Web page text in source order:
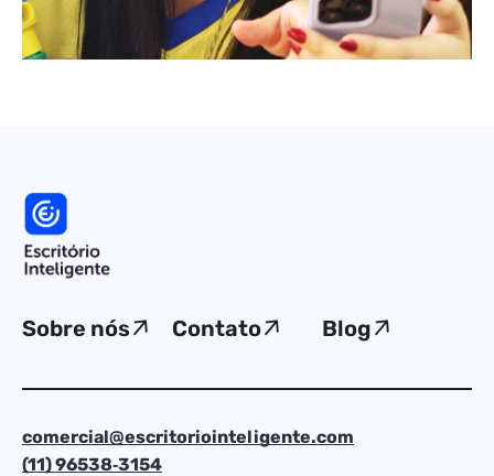
Sobre nós Contato Blog
comercial@escritoriointeligente.com
(11) 96538‑3154